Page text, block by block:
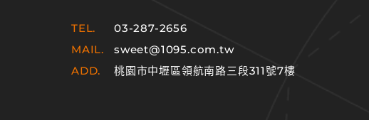
TEL.
03-287-2656
MAIL.
sweet@1095.com.tw
ADD.
桃園市中壢區領航南路三段311號7樓